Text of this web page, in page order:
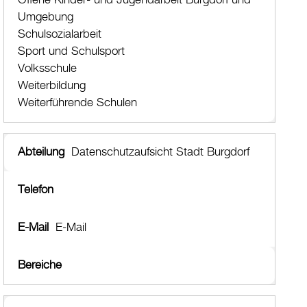
Drucken
Umgebung
Schulsozialarbeit
Sport und Schulsport
Volksschule
Weiterbildung
Weiterführende Schulen
Datenschutzaufsicht Stadt Burgdorf
E-Mail